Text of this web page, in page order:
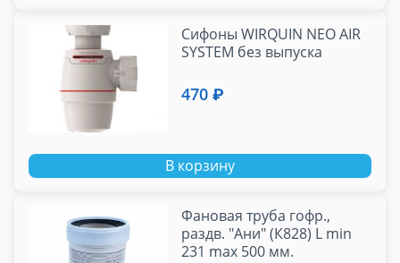
Сифоны WIRQUIN NEO AIR
SYSTEM без выпуска
470 ₽
В корзину
Фановая труба гофр.,
раздв. "Ани" (К828) L min
231 max 500 мм.